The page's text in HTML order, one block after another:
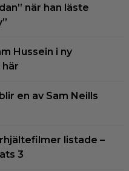
när han läste
Hussein i ny
en av Sam Neills
listade –
3